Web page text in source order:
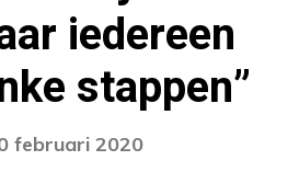
iedereen
stappen”
februari 2020